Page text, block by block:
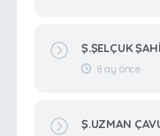
Ş.ŞELÇUK
8 ay önce
Ş.UZMAN